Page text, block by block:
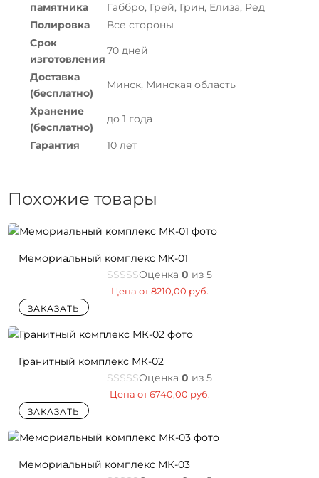
памятника
Габбро, Грей, Грин, Елиза, Ред
Полировка
Все стороны
Срок
изготовления
70 дней
Доставка
(бесплатно)
Минск, Минская область
Хранение
(бесплатно)
до 1 года
Гарантия 10 лет
Похожие товары
Мемориальный комплекс МК-01
Оценка 0 из 5
Цена от8210,00 руб.
ЗАКАЗАТЬ
Гранитный комплекс МК-02
Оценка 0 из 5
Цена от6740,00 руб.
ЗАКАЗАТЬ
Мемориальный комплекс МК-03